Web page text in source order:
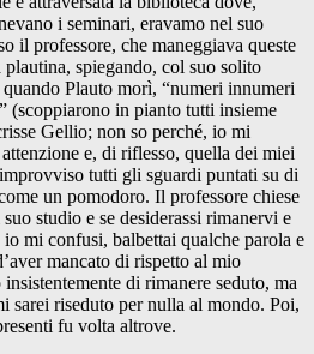
i seminari, eravamo nel suo
il professore, che maneggiava queste
plautina, spiegando, col suo solito
Plauto morì, “numeri innumeri
(scoppiarono in pianto tutti insieme
Gellio; non so perché, io mi
e, di riflesso, quella dei miei
tutti gli sguardi puntati su di
un pomodoro. Il professore chiese
studio e se desiderassi rimanervi e
mi confusi, balbettai qualche parola e
mancato di rispetto al mio
di rimanere seduto, ma
sarei riseduto per nulla al mondo. Poi,
fu volta altrove.